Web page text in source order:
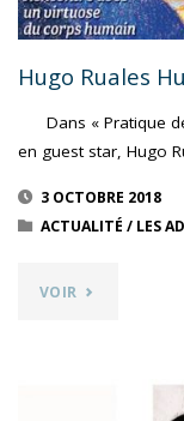
Hugo Ruales
Dans « Pratique
en guest star, Hugo
3 OCTOBRE 2018
ACTUALITÉ / LES
VOIR "HUGO